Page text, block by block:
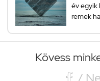
év egyik
remek
Kövess
 /